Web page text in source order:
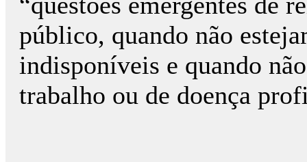
público, quando não
indisponíveis e quando
trabalho ou de doença